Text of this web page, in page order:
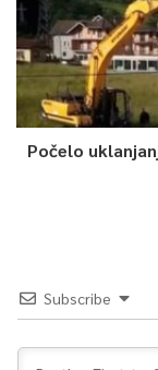
Počelo
Subscribe